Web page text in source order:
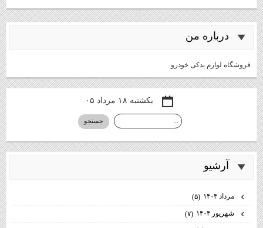
درباره من
فروشگاه لوازم یدکی خودرو
یکشنبه ۱۸ مرداد ۰۵
آرشيو
مرداد ۱۴۰۴
(۵)
شهریور ۱۴۰۴
(۷)